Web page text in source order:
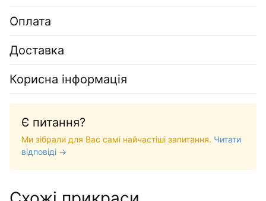
Оплата
Доставка
Корисна інформація
Є питання?
Ми зібрали для Вас самі найчастіші запитання. Читати
відповіді →